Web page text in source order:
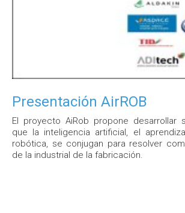
Presentación AirROB
El proyecto AiRob propone desarrollar
que la inteligencia artificial, el
robótica, se conjugan para resolver
de la industrial de la fabricación.